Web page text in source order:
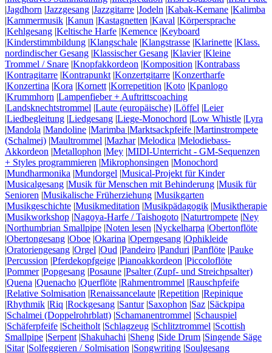
|Jagdhorn |Jazzgesang |Jazzgitarre |Jodeln |Kabak-Kemane |Kalimba
|Kammermusik |Kanun |Kastagnetten |Kaval |Körpersprache
|Kehlgesang |Keltische Harfe |Kemence |Keyboard
|Kinderstimmbildung |Klangschale |Klangstrasse |Klarinette |Klass.
nordindischer Gesang |Klassischer Gesang |Klavier|Kleine
Trommel / Snare |Knopfakkordeon |Komposition |Kontrabass
|Kontragitarre |Kontrapunkt|Konzertgitarre |Konzertharfe
|Konzertina |Kora |Kornett|Korrepetition |Koto |Kpanlogo
|Krummhorn |Lampenfieber + Auftrittscoaching
|Landsknechtstrommel |Laute (europäische) |Löffel |Leier
|Liedbegleitung |Liedgesang |Liege-Monochord |Low Whistle |Lyra
|Mandola |Mandoline |Marimba |Marktsackpfeife |Martinstrompete
(Schalmei) |Maultrommel |Mazhar|Melodica |Melodiebass-
Akkordeon |Metallophon |Mey |MIDI-Unterricht - GM-Sequenzen
+ Styles programmieren |Mikrophonsingen |Monochord
|Mundharmonika |Mundorgel |Musical-Projekt für Kinder
|Musicalgesang |Musik für Menschen mit Behinderung |Musik für
Senioren |Musikalische Früherziehung |Musikgarten
|Musikgeschichte |Musikmeditation |Musikpädagogik |Musiktherapie
|Musikworkshop |Nagoya-Harfe / Taishogoto |Naturtrompete |Ney
|Northumbrian Smallpipe |Noten lesen |Nyckelharpa |Obertonflöte
|Obertongesang |Oboe |Okarina |Operngesang |Ophikleide
|Oratoriengesang |Orgel |Oud |Pandeiro |Panduri |Panflöte |Pauke
|Percussion |Pferdekopfgeige |Pianoakkordeon |Piccoloflöte
|Pommer|Popgesang |Posaune |Psalter (Zupf- und Streichpsalter)
|Quena |Quenacho |Querflöte |Rahmentrommel |Rauschpfeife
|Relative Solmisation |Renaissancelaute |Repetition |Repinique
|Rhythmik |Riq |Rockgesang |Santur|Saxophon |Saz |Säckpipa
|Schalmei (Doppelrohrblatt) |Schamanentrommel |Schauspiel
|Schäferpfeife |Scheitholt|Schlagzeug |Schlitztrommel |Scottish
Smallpipe |Serpent|Shakuhachi |Sheng |Side Drum |Singende Säge
|Sitar|Solfeggieren / Solmisation |Songwriting |Soulgesang